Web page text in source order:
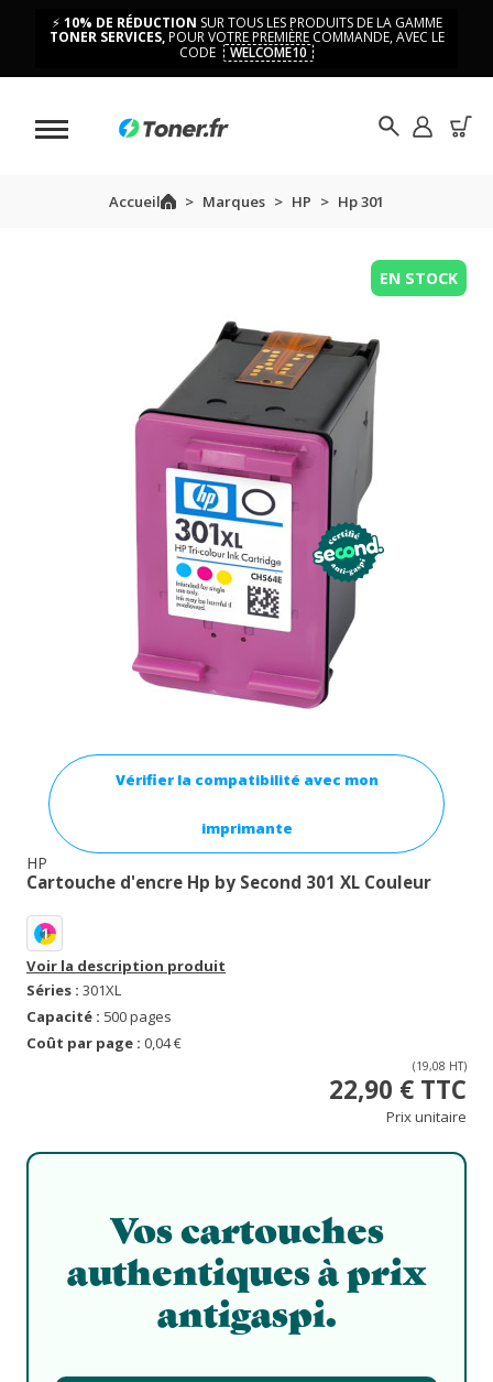
⚡ 10% DE RÉDUCTION SUR TOUS LES PRODUITS DE LA GAMME
TONER SERVICES,POUR VOTRE PREMIÈRE COMMANDE, AVEC LE
CODE
WELCOME10
Accueil Marques HP Hp 301
EN STOCK
Vérifier la compatibilité avec mon
imprimante
HP
Cartouche d'encre Hp by Second 301 XL Couleur
1
Voir la description produit
Séries : 301XL
Capacité : 500 pages
Coût par page : 0,04 €
(19,08 HT)
22,90 € TTC
Prix unitaire
Vos cartouches
authentiques à prix
antigaspi.